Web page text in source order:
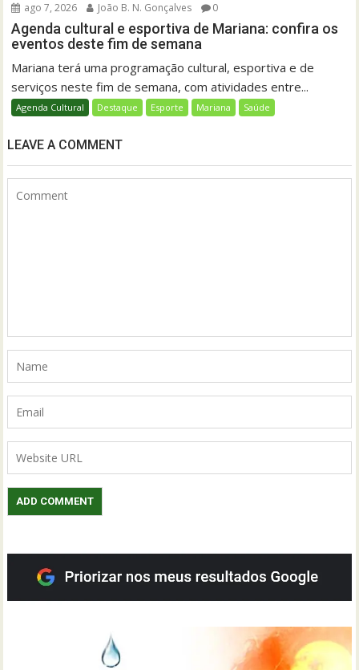
ago 7, 2026 João B. N. Gonçalves 0
Agenda cultural e esportiva de Mariana: confira os
eventos deste fim de semana
Mariana terá uma programação cultural, esportiva e de
serviços neste fim de semana, com atividades entre...
Agenda Cultural Destaque Esporte Mariana Saúde
LEAVE A COMMENT